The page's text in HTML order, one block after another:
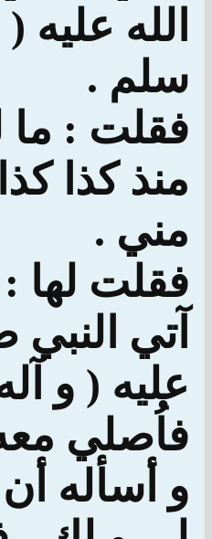
الله عليه
سلم .
فقلت : ما
منذ كذا
مني .
فقلت لها
آتي النبي
عليه ( و
فاُصلي
و أسأله